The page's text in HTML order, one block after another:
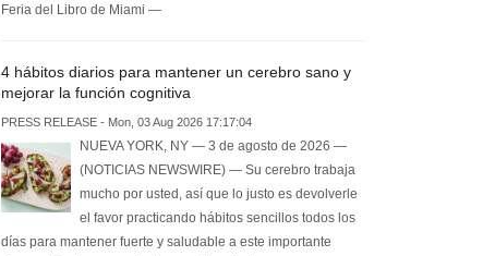
Feria del Libro de Miami —
4 hábitos diarios para mantener un cerebro sano y
mejorar la función cognitiva
PRESS RELEASE - Mon, 03 Aug 2026 17:17:04
NUEVA YORK, NY — 3 de agosto de 2026 —
(NOTICIAS NEWSWIRE) — Su cerebro trabaja
mucho por usted, así que lo justo es devolverle
el favor practicando hábitos sencillos todos los
días para mantener fuerte y saludable a este importante